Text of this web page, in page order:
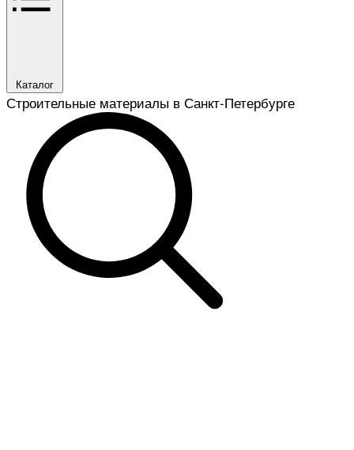
Каталог
Строительные материалы в Санкт-Петербурге